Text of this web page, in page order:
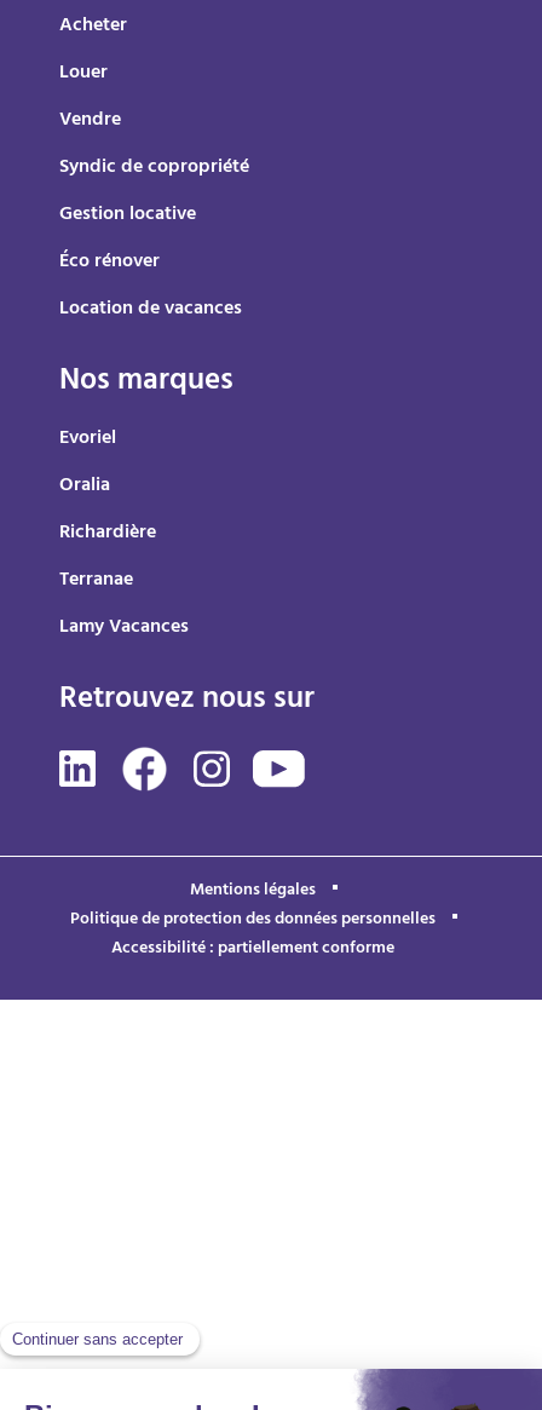
Acheter
Louer
Vendre
Syndic de copropriété
Gestion locative
Éco rénover
Location de vacances
Nos marques
Evoriel
Oralia
Richardière
Terranae
Lamy Vacances
Retrouvez nous sur
Mentions légales
Politique de protection des données personnelles
Accessibilité : partiellement conforme